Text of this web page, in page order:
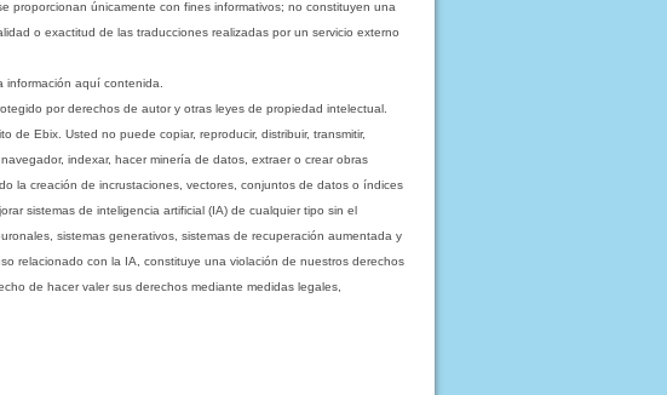
proporcionan únicamente con fines informativos; no constituyen una
o exactitud de las traducciones realizadas por un servicio externo
aquí contenida.
por derechos de autor y otras leyes de propiedad intelectual.
Ebix. Usted no puede copiar, reproducir, distribuir, transmitir,
indexar, hacer minería de datos, extraer o crear obras
la creación de incrustaciones, vectores, conjuntos de datos o índices
sistemas de inteligencia artificial (IA) de cualquier tipo sin el
sistemas generativos, sistemas de recuperación aumentada y
relacionado con la IA, constituye una violación de nuestros derechos
de hacer valer sus derechos mediante medidas legales,